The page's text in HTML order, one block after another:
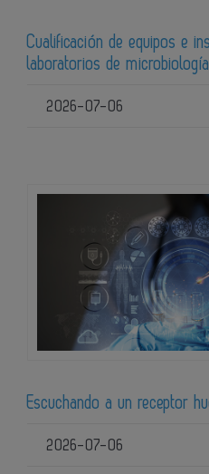
Cualificación de equipos e
laboratorios de
2026-07-06
Escuchando a un receptor
2026-07-06